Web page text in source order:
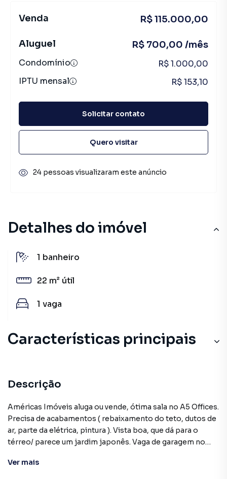
Detalhes do imóvel
1 banheiro
22 m² útil
1 vaga
Características principais
Sala de Reunião
Circuito Interno TV
Porcelanato
Descrição
Américas Imóveis aluga ou vende, ótima sala no A5 Offices.
Precisa de acabamentos ( rebaixamento do teto, dutos de
ar, parte da elétrica, pintura ). Vista boa, que dá para o
térreo/ parece um jardim japonês. Vaga de garagem no
Excelente! PORTA ELETRÔNICA COM DIGITAL para
Ver mais
Venda R$ 115.000,00
Aluguel R$ 700,00 /mês
Condomínio
R$ 1.000,00
IPTU mensal
R$ 153,10
Solicitar contato
Quero visitar
24 pessoas visualizaram este anúncio